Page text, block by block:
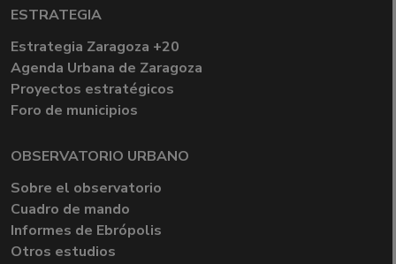
ESTRATEGIA
Estrategia Zaragoza +20
Agenda Urbana de Zaragoza
Proyectos estratégicos
Foro de municipios
OBSERVATORIO URBANO
Sobre el observatorio
Cuadro de mando
Informes de Ebrópolis
Otros estudios